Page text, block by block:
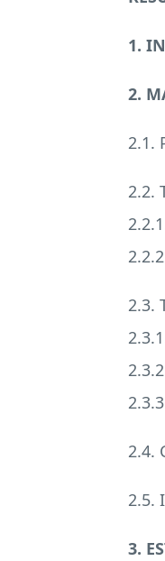
1.
2.
2.1.
2.2.
2.3.
2.4.
2.5.
3.